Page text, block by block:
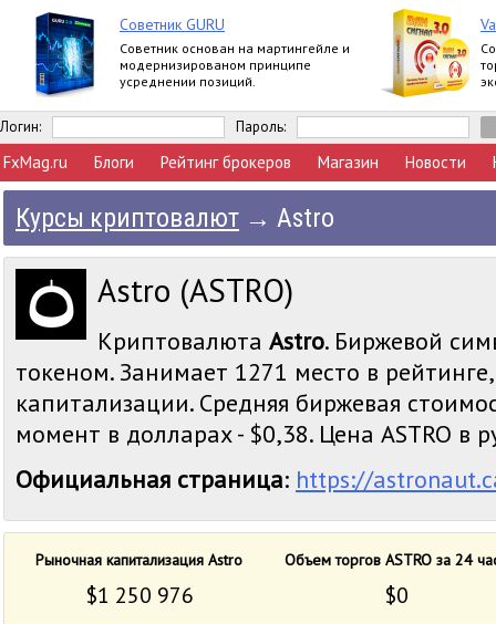
Советник GURU
Советник основан на мартингейле и
модернизированом принципе
усреднении позиций.
Логин: Пароль:
FxMag.ru Блоги Рейтинг брокеров Магазин Новости
Курсы криптовалют → Astro
Astro (ASTRO)
Криптовалюта Astro. Биржевой
токеном. Занимает 1271 место в
капитализации. Средняя биржевая
момент в долларах - $0,38. Цена ASTRO в
Официальная страница: https://
Рыночная капитализация Astro Объем торгов ASTRO за 24
$1 250 976 $0